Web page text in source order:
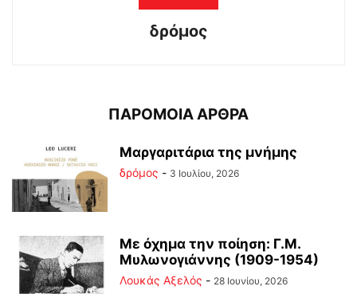
δρόμος
ΠΑΡΟΜΟΙΑ ΑΡΘΡΑ
Μαργαριτάρια της μνήμης
δρόμος - 3 Ιουλίου, 2026
Με όχημα την ποίηση: Γ.Μ.
Μυλωνογιάννης (1909-1954)
Λουκάς Αξελός - 28 Ιουνίου, 2026